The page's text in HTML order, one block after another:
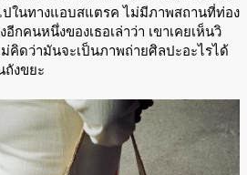
ปในทางแอบสแตรค ไม่มีภาพสถานที่ท่อง
อีกคนหนึ่งของเธอเล่าว่า เขาเคยเห็นวิ
คิดว่ามันจะเป็นภาพถ่ายศิลปะอะไรได้
ถังขยะ